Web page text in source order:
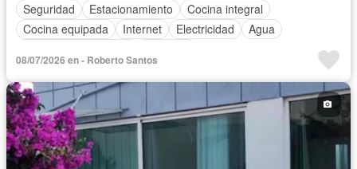
Seguridad
Estacionamiento
Cocina integral
Cocina equipada
Internet Electricidad
Agua
Completamente amueblado
08/07/2026 en - Roberto Santos